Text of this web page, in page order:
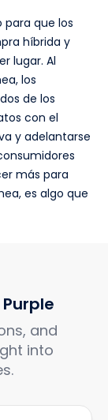
para que los
híbrida y
lugar. Al
los
de los
con el
y adelantarse
más para
es algo que
and
into